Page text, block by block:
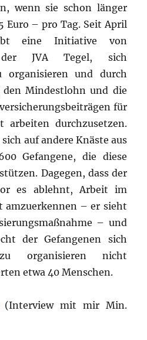
wenn sie schon länger
Euro – pro Tag. Seit April
eine Initiative von
JVA Tegel, sich
organisieren und durch
den Mindestlohn und die
für
arbeiten durchzusetzen.
auf andere Knäste aus
Gefangene, die diese
Dagegen, dass der
es ablehnt, Arbeit im
amzuerkennen – er sieht
– und
der Gefangenen sich
zu organisieren nicht
etwa 40 Menschen.
mit mir Min.